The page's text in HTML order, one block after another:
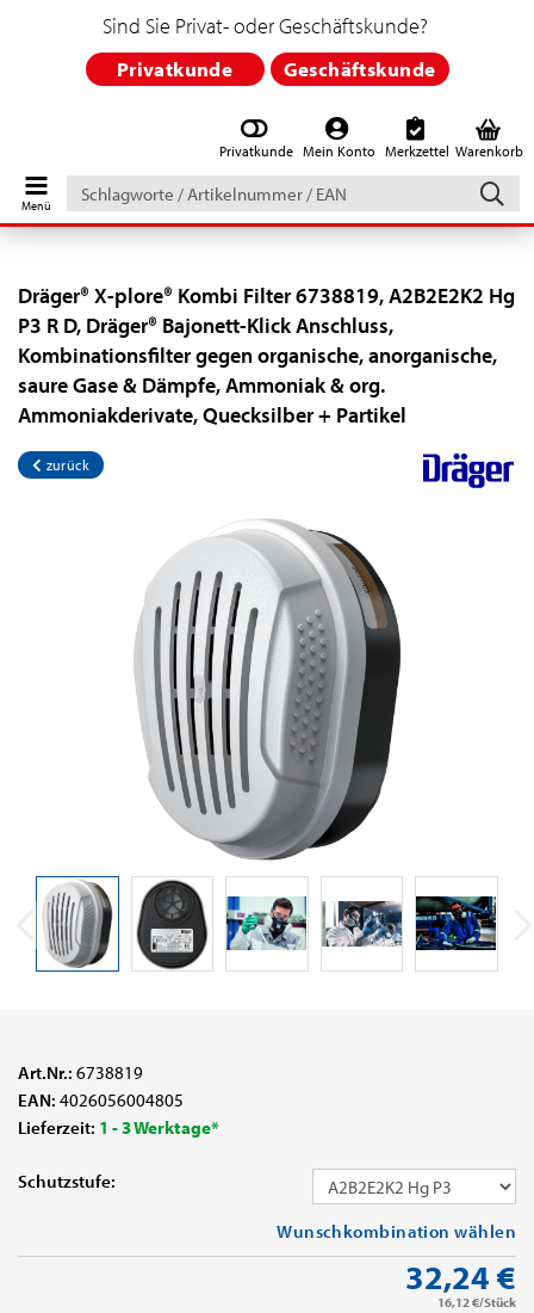
Privatkunde Mein Konto Merkzettel Warenkorb
Schlagworte
/
Artikelnummer
EAN
Sind Sie Privat- oder Geschäftskunde?
Privatkunde Geschäftskunde
Dräger® X-plore® Kombi Filter 6738819, A2B2E2K2 Hg
P3 R D, Dräger® Bajonett-Klick Anschluss,
Kombinationsfilter gegen organische, anorganische,
saure Gase & Dämpfe, Ammoniak & org.
Ammoniakderivate, Quecksilber + Partikel
zurück
Art.Nr.: 6738819
EAN: 4026056004805
Lieferzeit: 1 - 3 Werktage*
Schutzstufe:
Wunschkombination wählen
32,24 €
16,12 €/Stück